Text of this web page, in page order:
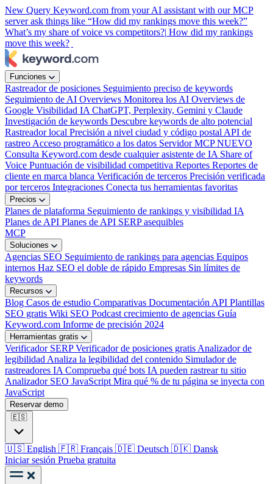
New Query Keyword.com from your AI assistant with our MCP
server ask things like “How did my rankings move this week?”
What’s my share of voice vs competitors?| How did my rankings
move this week?
Funciones
Rastreador de posiciones Seguimiento preciso de keywords
Seguimiento de AI Overviews Monitorea los AI Overviews de
Google Visibilidad IA ChatGPT, Perplexity, Gemini y Claude
Investigación de keywords Descubre keywords de alto potencial
Rastreador local Precisión a nivel ciudad y código postal API de
rastreo Acceso programático a los datos Servidor MCPNUEVO
Consulta Keyword.com desde cualquier asistente de IA Share of
Voice Puntuación de visibilidad competitiva Reportes Reportes de
cliente en marca blanca Verificación de terceros Precisión verificada
por terceros Integraciones Conecta tus herramientas favoritas
Precios
Planes de plataforma Seguimiento de rankings y visibilidad IA
Planes de API Planes de API SERP asequibles
MCP
Soluciones
Agencias SEO Seguimiento de rankings para agencias Equipos
internos Haz SEO el doble de rápido Empresas Sin límites de
keywords
Recursos
Blog Casos de estudio Comparativas Documentación API Plantillas
SEO gratis Wiki SEO Podcast crecimiento de agencias Guía
Keyword.com Informe de precisión 2024
Herramientas gratis
Verificador SERPVerificador de posiciones gratis Analizador de
legibilidad Analiza la legibilidad del contenido Simulador de
rastreadores IA Comprueba qué bots IA pueden rastrear tu sitio
Analizador SEO JavaScript Mira qué % de tu página se inyecta con
JavaScript
Reservar demo
🇪🇸
🇺🇸 English 🇫🇷 Français 🇩🇪 Deutsch 🇩🇰 Dansk
Iniciar sesión Prueba gratuita